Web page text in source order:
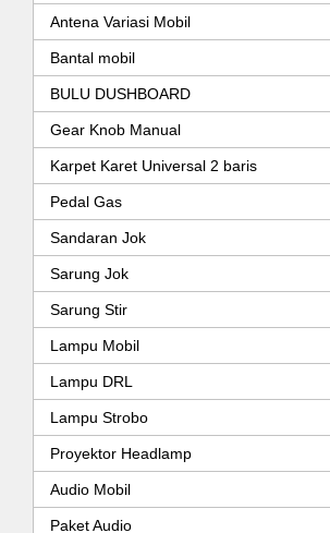
Antena Variasi Mobil
Bantal mobil
BULU DUSHBOARD
Gear Knob Manual
Karpet Karet Universal 2 baris
Pedal Gas
Sandaran Jok
Sarung Jok
Sarung Stir
Lampu Mobil
Lampu DRL
Lampu Strobo
Proyektor Headlamp
Audio Mobil
Paket Audio